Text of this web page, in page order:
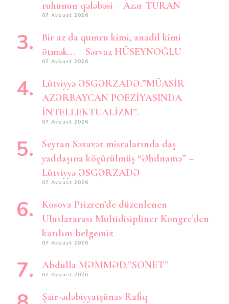
ruhunun qələbəsi – Azər TURAN
07 Avqust 2026
Bir az da qumru kimi, anadil kimi
ötmək… – Sərvaz HÜSEYNOĞLU
07 Avqust 2026
Lütviyyə ƏSGƏRZADƏ.”MÜASİR
AZƏRBAYCAN POEZİYASINDA
İNTELLEKTUALİZM”.
07 Avqust 2026
Seyran Səxavət misralarında daş
yaddaşına köçürülmüş “Əhdnamə” –
Lütviyyə ƏSGƏRZADƏ
07 Avqust 2026
Kosova Prizren’de düzenlenen
Uluslararası Multidisipliner Kongre’den
katılım belgemiz
07 Avqust 2026
Abdulla MƏMMƏD.”SONET”
07 Avqust 2026
Şair-ədəbiyyatşünas Rafiq